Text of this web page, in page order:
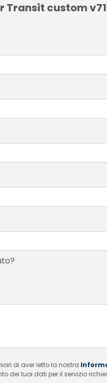
custom
di aver letto la nostra
dei tuoi dati per il servizio